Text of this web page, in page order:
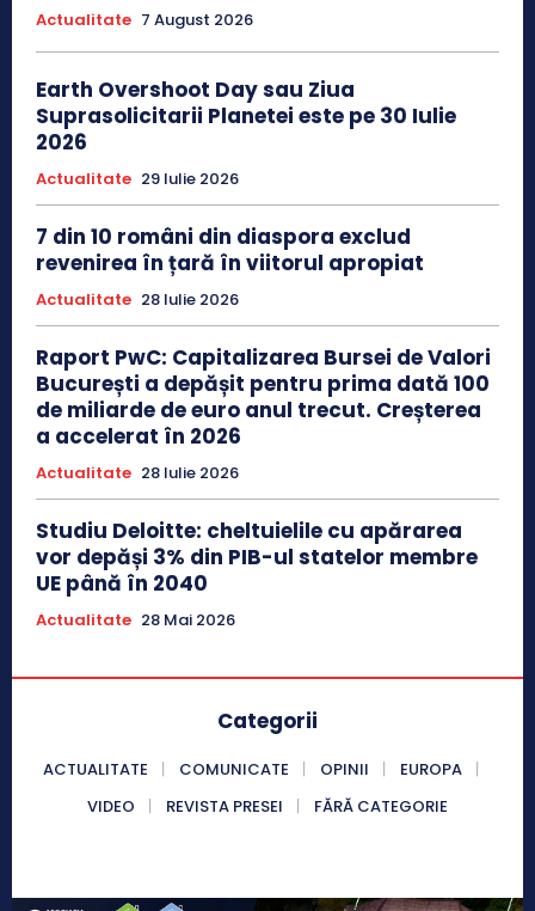
Actualitate 7 August 2026
Earth Overshoot Day sau Ziua
Suprasolicitarii Planetei este pe 30 Iulie
2026
Actualitate 29 Iulie 2026
7 din 10 români din diaspora exclud
revenirea în țară în viitorul apropiat
Actualitate 28 Iulie 2026
Raport PwC: Capitalizarea Bursei de Valori
București a depășit pentru prima dată 100
de miliarde de euro anul trecut. Creșterea
a accelerat în 2026
Actualitate 28 Iulie 2026
Studiu Deloitte: cheltuielile cu apărarea
vor depăși 3% din PIB-ul statelor membre
UE până în 2040
Actualitate 28 Mai 2026
Categorii
ACTUALITATE COMUNICATE OPINII
EUROPA
VIDEO
REVISTA PRESEI FĂRĂ CATEGORIE